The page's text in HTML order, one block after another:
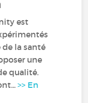
est
la santé
une
qualité.
>> En